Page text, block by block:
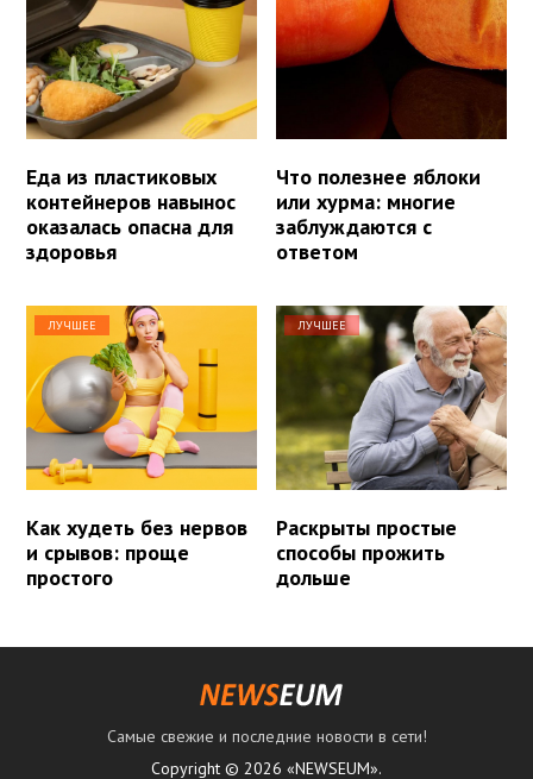
Еда из пластиковых
контейнеров навынос
оказалась опасна для
здоровья
Что полезнее яблоки
или хурма: многие
заблуждаются с
ответом
ЛУЧШЕЕ
Как худеть без нервов
и срывов: проще
простого
ЛУЧШЕЕ
Раскрыты простые
способы прожить
дольше
Самые свежие и последние новости в сети!
Copyright © 2026 «NEWSEUM».